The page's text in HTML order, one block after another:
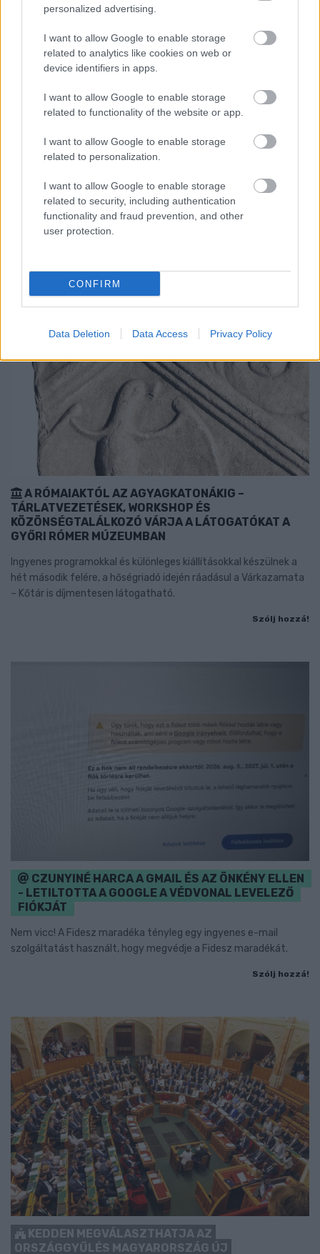
personalized advertising.
I want to allow Google to enable storage
related to analytics like cookies on web or
device identifiers in apps.
I want to allow Google to enable storage
related to functionality of the website or app.
I want to allow Google to enable storage
related to personalization.
I want to allow Google to enable storage
related to security, including authentication
functionality and fraud prevention, and other
user protection.
CONFIRM
Data Deletion Data Access Privacy Policy
VÁDAT AZ ÜGYÉSZSÉG
A férfi a nyílt utcán kezdte verni áldozatát.
A RÓMAIAKTÓL AZ AGYAGKATONÁKIG –
TÁRLATVEZETÉSEK, WORKSHOP ÉS
KÖZÖNSÉGTALÁLKOZÓ VÁRJA A LÁTOGATÓKAT A
GYŐRI RÓMER MÚZEUMBAN
Ingyenes programokkal és különleges kiállításokkal készülnek a
hét második felére, a hőségriadó idején ráadásul a Várkazamata
– Kőtár is díjmentesen látogatható.
Szólj hozzá!
CZUNYINÉ HARCA A GMAIL ÉS AZ ÖNKÉNY ELLEN
- LETILTOTTA A GOOGLE A VÉDVONAL LEVELEZŐ
FIÓKJÁT
Nem vicc! A Fidesz maradéka tényleg egy ingyenes e-mail
szolgáltatást használt, hogy megvédje a Fidesz maradékát.
Szólj hozzá!
KEDDEN MEGVÁLASZTHATJA AZ
ORSZÁGGYŰLÉS MAGYARORSZÁG ÚJ